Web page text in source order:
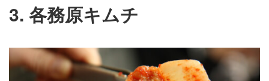
3. 各務原キムチ